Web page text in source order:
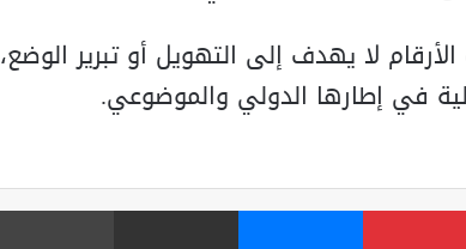
لا يهدف إلى التهويل أو تبرير الوضع،
في إطارها الدولي والموضوعي.
بينتيريست ماسنجر مشاركة عبر البريد